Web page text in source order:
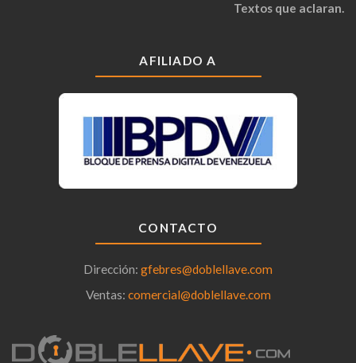
Textos que aclaran.
AFILIADO A
CONTACTO
Dirección: gfebres@doblellave.com
Ventas: comercial@doblellave.com